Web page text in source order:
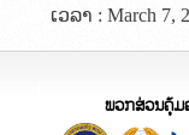
ເວລາ : March 7,
ພວກສ່ວນຄຸ້ມ